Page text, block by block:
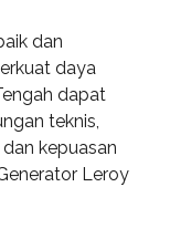
dan
daya
dapat
teknis,
kepuasan
Leroy